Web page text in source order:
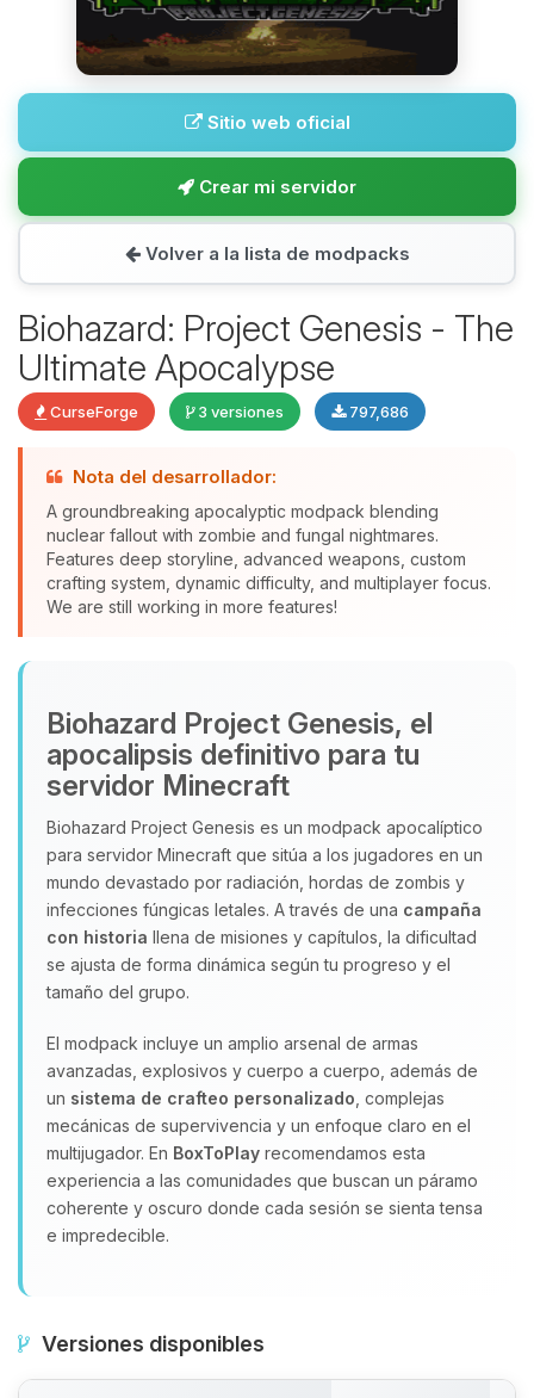
Sitio web oficial
Crear mi servidor
Volver a la lista de modpacks
Biohazard: Project Genesis - The
Ultimate Apocalypse
CurseForge 3 versiones 797,686
Nota del desarrollador:
A groundbreaking apocalyptic modpack blending
nuclear fallout with zombie and fungal nightmares.
Features deep storyline, advanced weapons, custom
crafting system, dynamic difficulty, and multiplayer focus.
We are still working in more features!
Biohazard Project Genesis, el
apocalipsis definitivo para tu
servidor Minecraft
Biohazard Project Genesis es un modpack apocalíptico
para servidor Minecraft que sitúa a los jugadores en un
mundo devastado por radiación, hordas de zombis y
infecciones fúngicas letales. A través de una campaña
con historia llena de misiones y capítulos, la dificultad
se ajusta de forma dinámica según tu progreso y el
tamaño del grupo.
El modpack incluye un amplio arsenal de armas
avanzadas, explosivos y cuerpo a cuerpo, además de
un sistema de crafteo personalizado , complejas
mecánicas de supervivencia y un enfoque claro en el
multijugador. En BoxToPlay recomendamos esta
experiencia a las comunidades que buscan un páramo
coherente y oscuro donde cada sesión se sienta tensa
e impredecible.
Versiones disponibles
Yupi, por fin alguien con quien
hablar! Soy Choupy, tu pequeno
asistente de BoxToPlay. Cuentame
que necesitas y moveré mis
pequenos circuitos para ayudarte.